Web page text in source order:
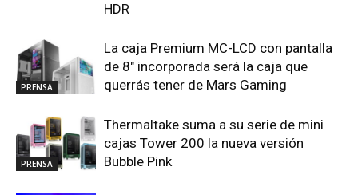
HDR
PRENSA
La caja Premium MC-LCD con pantalla
de 8″ incorporada será la caja que
querrás tener de Mars Gaming
PRENSA
Thermaltake suma a su serie de mini
cajas Tower 200 la nueva versión
Bubble Pink